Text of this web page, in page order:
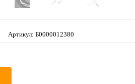
Артикул: Б0000012380